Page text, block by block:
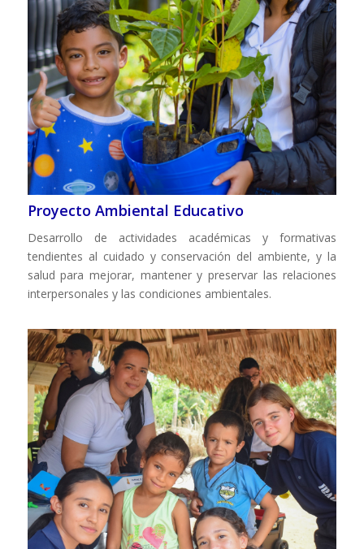
Proyecto Ambiental Educativo
Desarrollo de actividades académicas y formativas
tendientes al cuidado y conservación del ambiente, y la
salud para mejorar, mantener y preservar las relaciones
interpersonales y las condiciones ambientales.